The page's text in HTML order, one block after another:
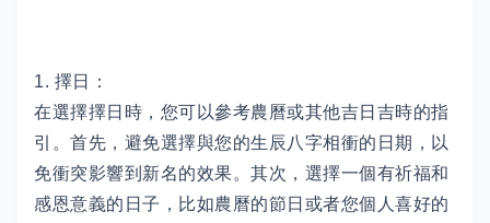
1. 擇日：
在選擇擇日時，您可以參考農曆或其他吉日吉時的指
引。首先，避免選擇與您的生辰八字相衝的日期，以
免衝突影響到新名的效果。其次，選擇一個有祈福和
感恩意義的日子，比如農曆的節日或者您個人喜好的